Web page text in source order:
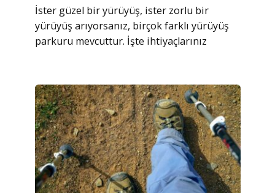
İster güzel bir yürüyüş, ister zorlu bir
yürüyüş arıyorsanız, birçok farklı yürüyüş
parkuru mevcuttur. İşte ihtiyaçlarınız